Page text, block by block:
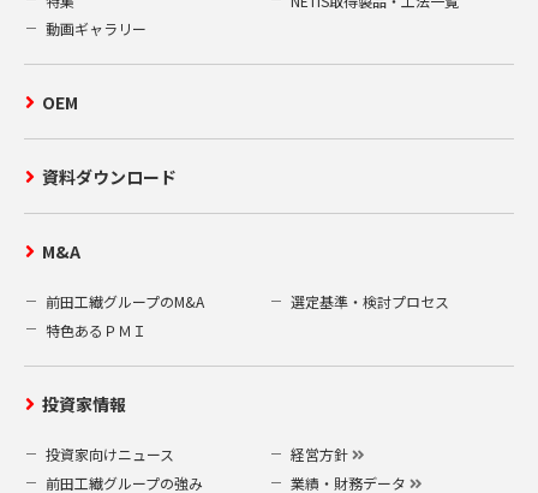
動画ギャラリー
OEM
資料ダウンロード
M&A
前田工繊グループのM&A
選定基準・検討プロセス
特色あるＰＭＩ
投資家情報
投資家向けニュース
経営方針
前田工繊グループの強み
業績・財務データ